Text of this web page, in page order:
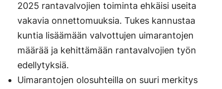
2025 rantavalvojien toiminta ehkäisi useita
vakavia onnettomuuksia. Tukes kannustaa
kuntia lisäämään valvottujen uimarantojen
määrää ja kehittämään rantavalvojien työn
edellytyksiä.
Uimarantojen olosuhteilla on suuri merkitys